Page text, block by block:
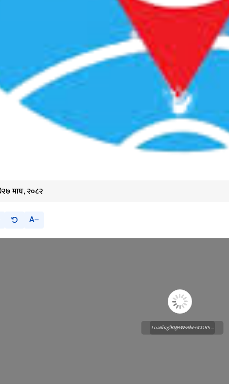
२७ माघ, २०८२
A
Loading WEBGL 3D ...
Loading PDF Worker CORS ...